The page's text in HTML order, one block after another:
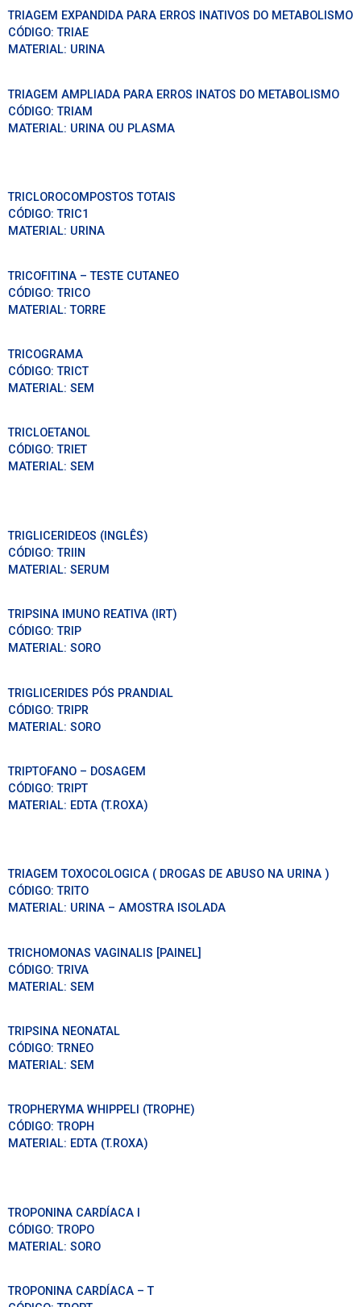
TRIAGEM EXPANDIDA PARA ERROS INATIVOS DO METABOLISMO
CÓDIGO:TRIAE
MATERIAL: URINA
TRIAGEM AMPLIADA PARA ERROS INATOS DO METABOLISMO
CÓDIGO:TRIAM
MATERIAL: URINA OU PLASMA
TRICLOROCOMPOSTOS TOTAIS
CÓDIGO:TRIC1
MATERIAL: URINA
TRICOFITINA – TESTE CUTANEO
CÓDIGO:TRICO
MATERIAL: TORRE
TRICOGRAMA
CÓDIGO:TRICT
MATERIAL: SEM
TRICLOETANOL
CÓDIGO:TRIET
MATERIAL: SEM
TRIGLICERIDEOS (INGLÊS)
CÓDIGO:TRIIN
MATERIAL: SERUM
TRIPSINA IMUNO REATIVA (IRT)
CÓDIGO:TRIP
MATERIAL: SORO
TRIGLICERIDES PÓS PRANDIAL
CÓDIGO:TRIPR
MATERIAL: SORO
TRIPTOFANO – DOSAGEM
CÓDIGO:TRIPT
MATERIAL: EDTA (T.ROXA)
TRIAGEM TOXOCOLOGICA ( DROGAS DE ABUSO NA URINA )
CÓDIGO:TRITO
MATERIAL: URINA – AMOSTRA ISOLADA
TRICHOMONAS VAGINALIS [PAINEL]
CÓDIGO:TRIVA
MATERIAL: SEM
TRIPSINA NEONATAL
CÓDIGO:TRNEO
MATERIAL: SEM
TROPHERYMA WHIPPELI (TROPHE)
CÓDIGO: TROPH
MATERIAL: EDTA (T.ROXA)
TROPONINA CARDÍACA I
CÓDIGO:TROPO
MATERIAL: SORO
TROPONINA CARDÍACA – T